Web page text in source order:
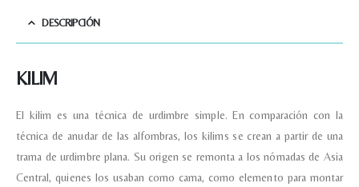
DESCRIPCIÓN
KILIM
El kilim es una técnica de urdimbre simple. En comparación con la
técnica de anudar de las alfombras, los kilims se crean a partir de una
trama de urdimbre plana. Su origen se remonta a los nómadas de Asia
Central, quienes los usaban como cama, como elemento para montar